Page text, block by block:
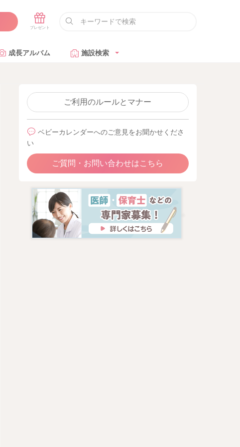
成長アルバム 施設検索
ご利用のルールとマナー
ベビーカレンダーへのご意見をお聞かせくださ
い
ご質問・お問い合わせはこちら